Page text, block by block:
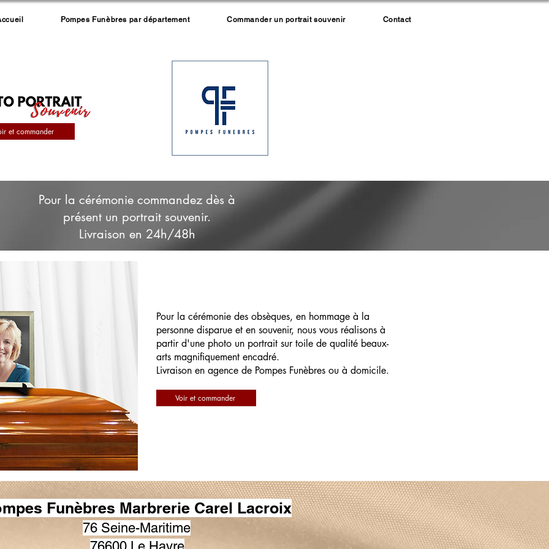
Pompes Funèbres par département Commander un portrait souvenir Contact
et commander
Pour la cérémonie commandez dès à
présent un portrait souvenir.
Livraison en 24h/48h
Pour la cérémonie des obsèques, en hommage à la
personne disparue et en souvenir, nous vous réalisons à
partir d'une photo un portrait sur toile de qualité beaux-
arts magnifiquement encadré.
Livraison en agence de Pompes Funèbres ou à domicile.
Voir et commander
Funèbres Marbrerie Carel Lacroix
76 Seine-Maritime